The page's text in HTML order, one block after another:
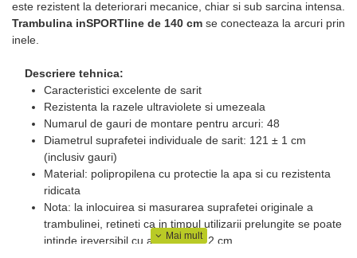
este rezistent la deteriorari mecanice, chiar si sub sarcina intensa.
Trambulina inSPORTline de 140 cm se conecteaza la arcuri prin
inele.
Descriere tehnica:
Caracteristici excelente de sarit
Rezistenta la razele ultraviolete si umezeala
Numarul de gauri de montare pentru arcuri: 48
Diametrul suprafetei individuale de sarit: 121 ± 1 cm
(inclusiv gauri)
Material: polipropilena cu protectie la apa si cu rezistenta
ridicata
Nota: la inlocuirea si masurarea suprafetei originale a
trambulinei, retineti ca in timpul utilizarii prelungite se poate
intinde ireversibil cu aproximativ 2 cm